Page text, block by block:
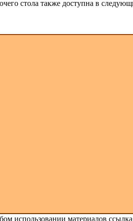
стола также доступна в
использовании материалов ссылка